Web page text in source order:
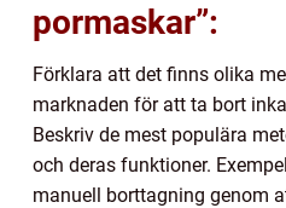
pormaskar”:
Förklara att det finns olika
marknaden för att ta bort
Beskriv de mest populära
och deras funktioner.
manuell borttagning genom